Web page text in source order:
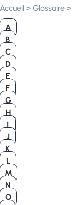
Accueil > Glossaire >
A
B
C
D
E
F
G
H
I
J
K
L
M
N
O